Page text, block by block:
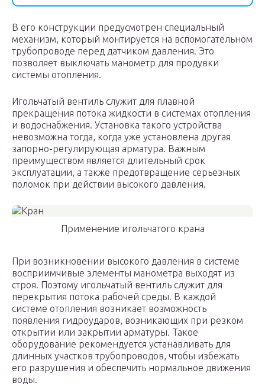
В его конструкции предусмотрен специальный
механизм, который монтируется на вспомогательном
трубопроводе перед датчиком давления. Это
позволяет выключать манометр для продувки
системы отопления.
Игольчатый вентиль служит для плавной
прекращения потока жидкости в системах отопления
и водоснабжения. Установка такого устройства
невозможна тогда, когда уже установлена другая
запорно-регулирующая арматура. Важным
преимуществом является длительный срок
эксплуатации, а также предотвращение серьезных
поломок при действии высокого давления.
Применение игольчатого крана
При возникновении высокого давления в системе
восприимчивые элементы манометра выходят из
строя. Поэтому игольчатый вентиль служит для
перекрытия потока рабочей среды. В каждой
системе отопления возникает возможность
появления гидроударов, возникающих при резком
открытии или закрытии арматуры. Такое
оборудование рекомендуется устанавливать для
длинных участков трубопроводов, чтобы избежать
его разрушения и обеспечить нормальное движения
воды.